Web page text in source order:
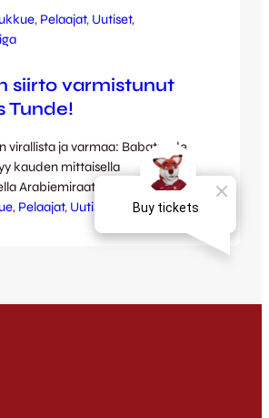
, Pelaajat, Uutiset
siirto varmistunut
Tunde!
virallista ja varmaa: Babatunde
kauden mittaisella
Arabiemiraatteihin toiseksi
sarjatasolla pelaavan Al
riveihin. Laajalti rakastetun
kaudeksi 2007 ja oli
, Pelaajat, Uutiset Veikkausliiga